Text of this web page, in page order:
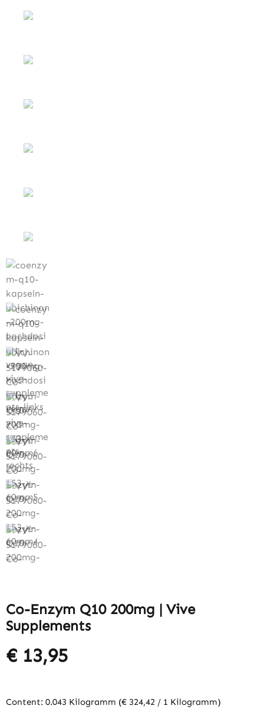
Co-Enzym Q10 200mg | Vive
Supplements
€ 13,95
Content: 0.043 Kilogramm (€ 324,42 / 1 Kilogramm)